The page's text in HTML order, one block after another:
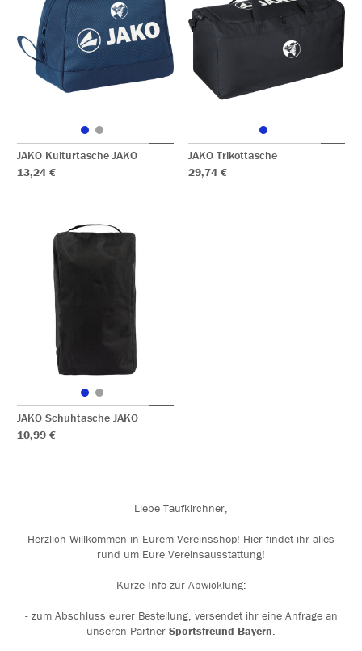
JAKO Kulturtasche JAKO
13,24 €
JAKO Trikottasche
29,74 €
JAKO Schuhtasche JAKO
10,99 €
Liebe Taufkirchner,
Herzlich Willkommen in Eurem Vereinsshop! Hier findet ihr alles
rund um Eure Vereinsausstattung!
Kurze Info zur Abwicklung:
- zum Abschluss eurer Bestellung, versendet ihr eine Anfrage an
unseren Partner Sportsfreund Bayern.